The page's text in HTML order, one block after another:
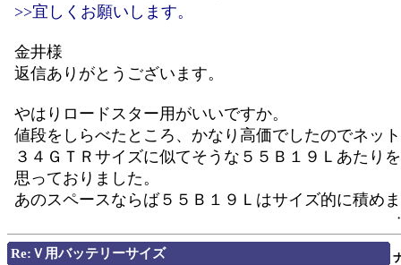
>>宜しくお願いします。
金井様
返信ありがとうございます。
やはりロードスター用がいいですか。
値段をしらべたところ、かなり高価でしたのでネッ
３４ＧＴＲサイズに似てそうな５５Ｂ１９Ｌあたり
思っておりました。
あのスペースならば５５Ｂ１９Ｌはサイズ的に積め
Re:Ｖ用バッテリーサイズ